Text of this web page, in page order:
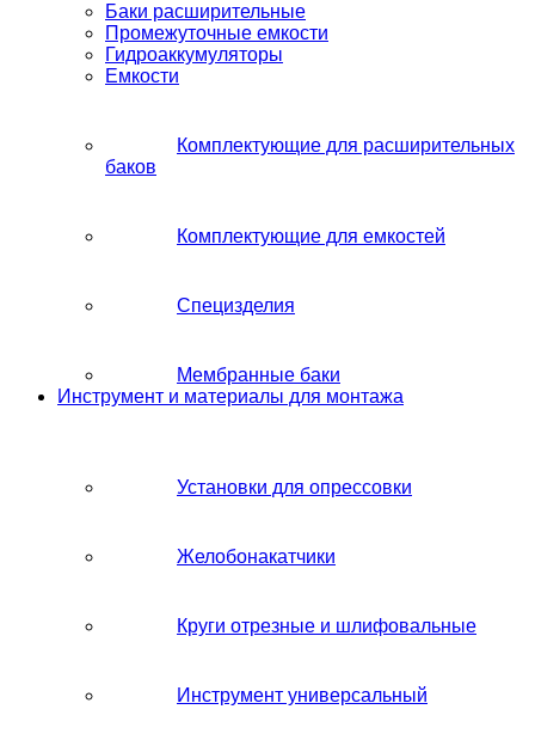
Баки расширительные
Промежуточные емкости
Гидроаккумуляторы
Емкости
Комплектующие для расширительных
баков
Комплектующие для емкостей
Специзделия
Мембранные баки
Инструмент и материалы для монтажа
Установки для опрессовки
Желобонакатчики
Круги отрезные и шлифовальные
Инструмент универсальный